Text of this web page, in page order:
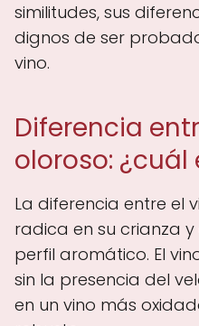
similitudes, sus
dignos de ser
vino.
Diferencia
oloroso: ¿cuál
La diferencia entre el
radica en su crianza
perfil aromático. El
sin la presencia del
en un vino más